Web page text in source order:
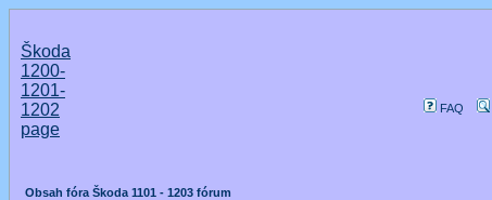
Škoda
1200-
1201-
1202
page
FAQ
Obsah fóra Škoda 1101 - 1203 fórum